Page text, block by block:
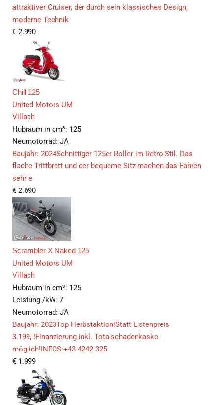
attraktiver Cruiser, der durch sein klassisches Design,
moderne Technik
€ 2.990
Chill 125
United Motors UM
Villach
Hubraum in cm³: 125
Neumotorrad: JA
Baujahr: 2024Schnittiger 125er Roller im Retro-Stil. Das
flache Trittbrett und der bequeme Sitz machen das Fahren
sehr e
€ 2.690
Scrambler X Naked 125
United Motors UM
Villach
Hubraum in cm³: 125
Leistung /kW: 7
Neumotorrad: JA
Baujahr: 2023Top Herbstaktion!Statt Listenpreis
3.199,-!Finanzierung inkl. Totalschadenkasko
möglich!INFOS:+43 4242 325
€ 1.999